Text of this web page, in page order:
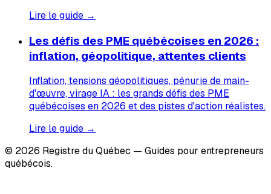
Lire le guide →
Les défis des PME québécoises en 2026 :
inflation, géopolitique, attentes clients
Inflation, tensions géopolitiques, pénurie de main-
d'œuvre, virage IA : les grands défis des PME
québécoises en 2026 et des pistes d'action réalistes.
Lire le guide →
© 2026 Registre du Québec — Guides pour entrepreneurs
québécois.